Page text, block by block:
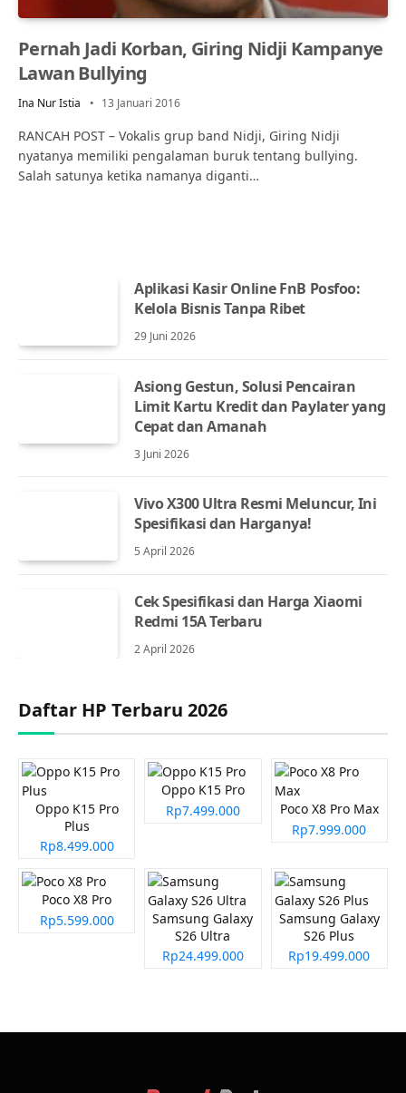
Pernah Jadi Korban, Giring Nidji Kampanye
Lawan Bullying
Ina Nur Istia 13 Januari 2016
RANCAH POST – Vokalis grup band Nidji, Giring Nidji
nyatanya memiliki pengalaman buruk tentang bullying.
Salah satunya ketika namanya diganti…
Aplikasi Kasir Online FnB Posfoo:
Kelola Bisnis Tanpa Ribet
29 Juni 2026
Asiong Gestun, Solusi Pencairan
Limit Kartu Kredit dan Paylater yang
Cepat dan Amanah
3 Juni 2026
Vivo X300 Ultra Resmi Meluncur, Ini
Spesifikasi dan Harganya!
5 April 2026
Cek Spesifikasi dan Harga Xiaomi
Redmi 15A Terbaru
2 April 2026
Daftar HP Terbaru 2026
Oppo K15 Pro
Plus
Rp8.499.000
Oppo K15 Pro
Rp7.499.000
Poco X8 Pro Max
Rp7.999.000
Poco X8 Pro
Rp5.599.000
Samsung Galaxy
S26 Ultra
Rp24.499.000
Samsung Galaxy
S26 Plus
Rp19.499.000